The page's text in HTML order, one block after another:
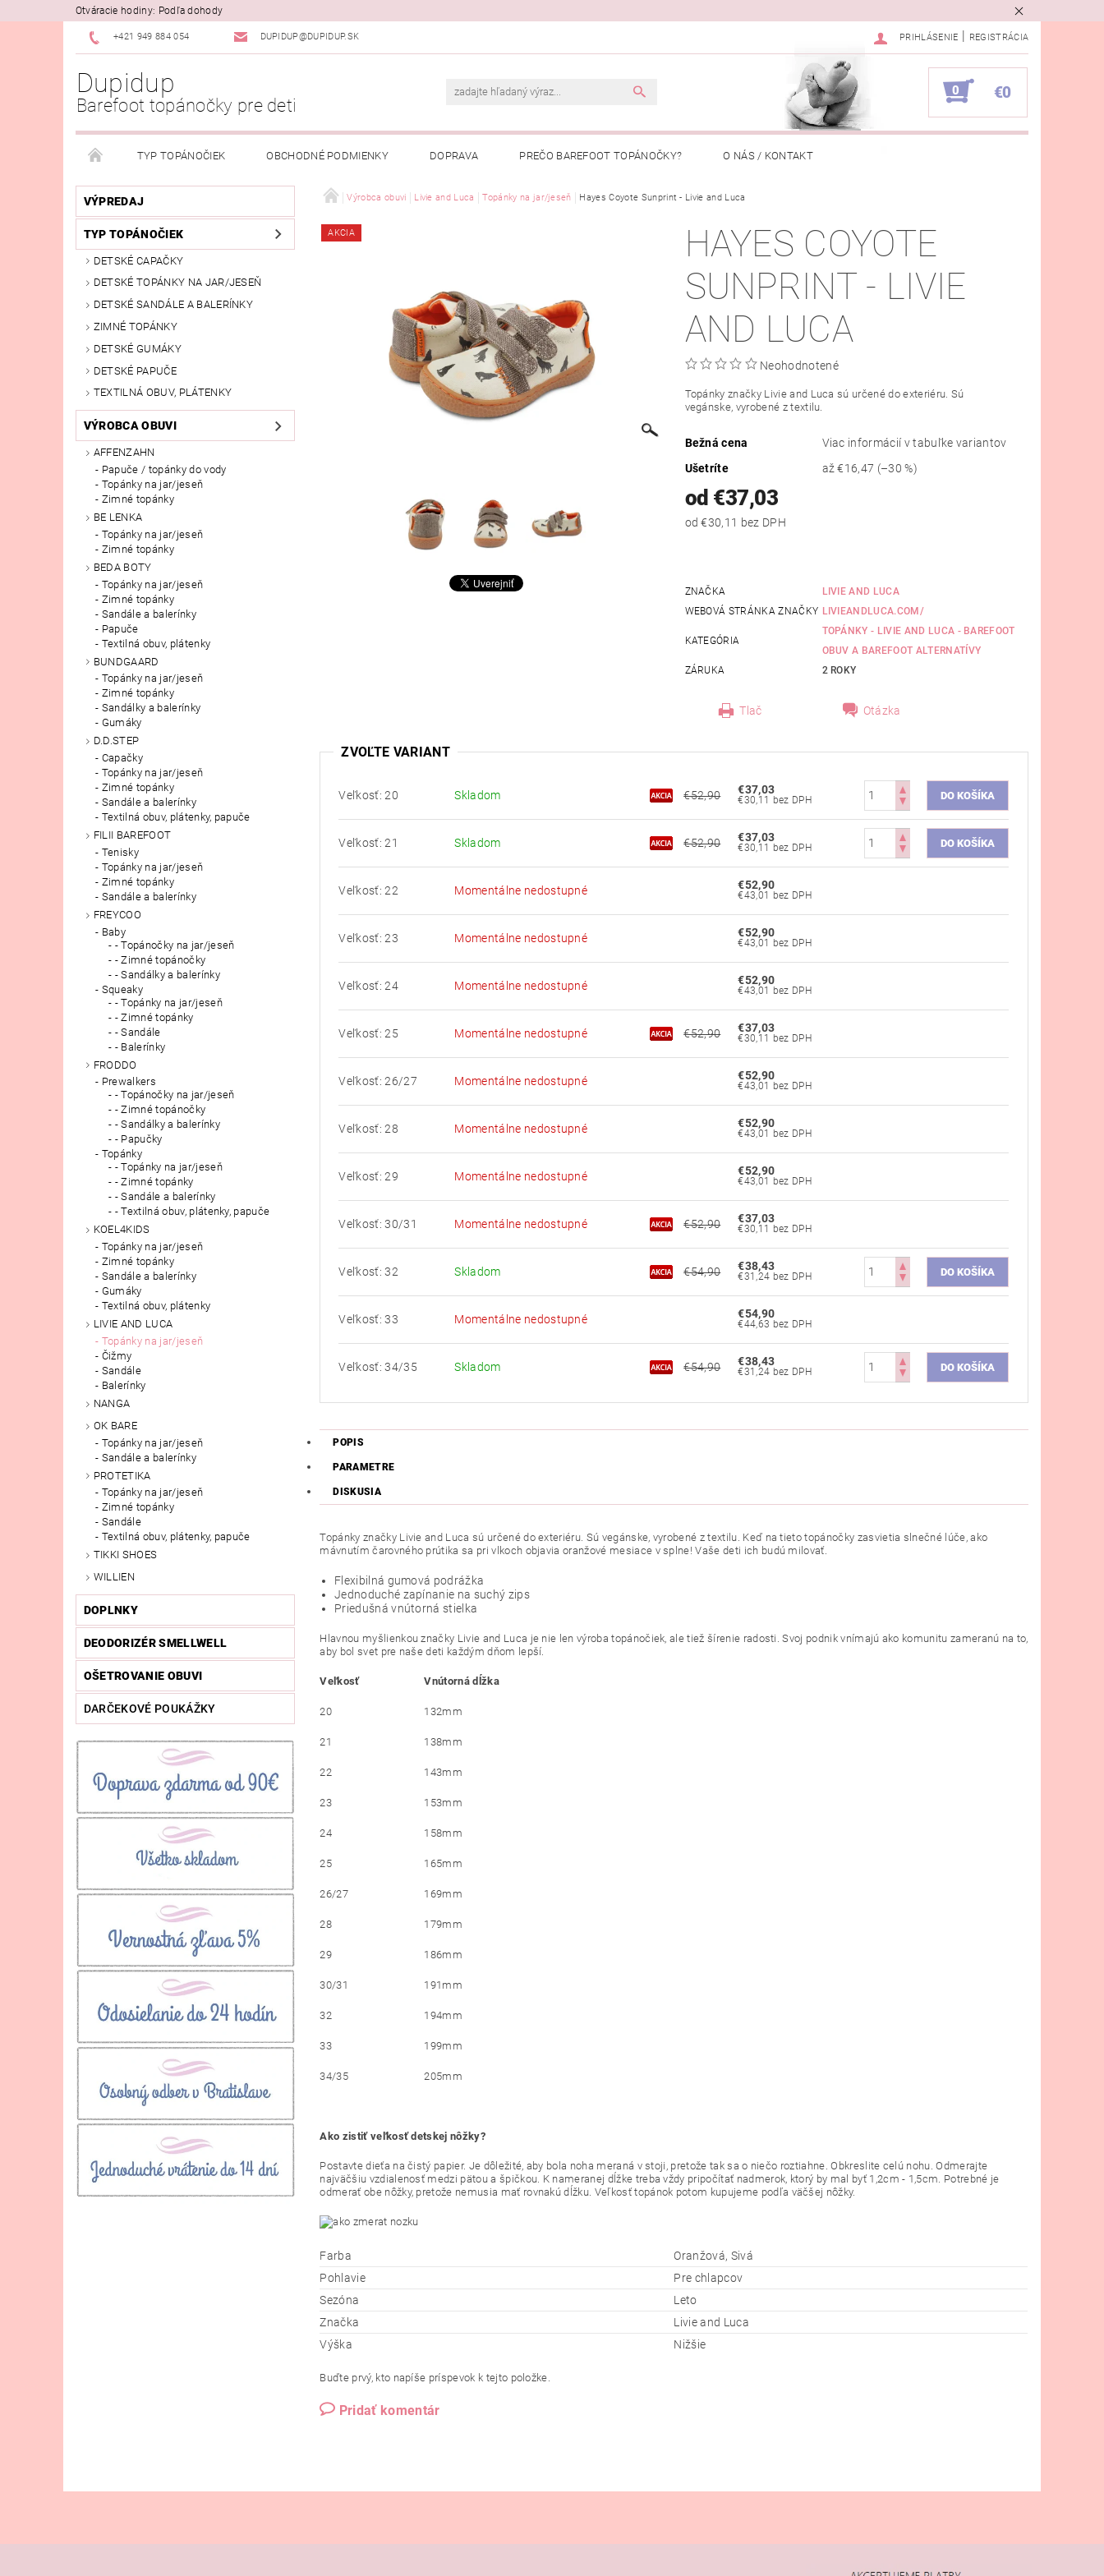
Otváracie hodiny: Podľa dohody
+421 949 884 054 DUPIDUP@DUPIDUP.SK PRIHLÁSENIE REGISTRÁCIA
Dupidup
Barefoot topánočky pre deti
0 €0
TYP TOPÁNOČIEK OBCHODNÉ PODMIENKY DOPRAVA PREČO BAREFOOT TOPÁNOČKY? O NÁS / KONTAKT
PODMIENKY OSOBNÝCH ÚDAJOV REKLAMAČNÝ PORIADOK PREČO NAKUPOVAŤ U NÁS? MOJA OBJEDNÁVKA
VÝPREDAJ
TYP TOPÁNOČIEK
DETSKÉ CAPAČKY
DETSKÉ TOPÁNKY NA JAR/JESEŇ
DETSKÉ SANDÁLE A BALERÍNKY
ZIMNÉ TOPÁNKY
DETSKÉ GUMÁKY
DETSKÉ PAPUČE
TEXTILNÁ OBUV, PLÁTENKY
VÝROBCA OBUVI
AFFENZAHN
Papuče / topánky do vody
Topánky na jar/jeseň
Zimné topánky
BE LENKA
Topánky na jar/jeseň
Zimné topánky
BEDA BOTY
Topánky na jar/jeseň
Zimné topánky
Sandále a balerínky
Papuče
Textilná obuv, plátenky
BUNDGAARD
Topánky na jar/jeseň
Zimné topánky
Sandálky a balerínky
Gumáky
D.D.STEP
Capačky
Topánky na jar/jeseň
Zimné topánky
Sandále a balerínky
Textilná obuv, plátenky, papuče
FILII BAREFOOT
Tenisky
Topánky na jar/jeseň
Zimné topánky
Sandále a balerínky
FREYCOO
Baby
- Topánočky na jar/jeseň
- Zimné topánočky
- Sandálky a balerínky
Squeaky
- Topánky na jar/jeseň
- Zimné topánky
- Sandále
- Balerínky
FRODDO
Prewalkers
- Topánočky na jar/jeseň
- Zimné topánočky
- Sandálky a balerínky
- Papučky
Topánky
- Topánky na jar/jeseň
- Zimné topánky
- Sandále a balerínky
- Textilná obuv, plátenky, papuče
KOEL4KIDS
Topánky na jar/jeseň
Zimné topánky
Sandále a balerínky
Gumáky
Textilná obuv, plátenky
LIVIE AND LUCA
Topánky na jar/jeseň
Čižmy
Sandále
Balerínky
NANGA
OK BARE
Topánky na jar/jeseň
Sandále a balerínky
PROTETIKA
Topánky na jar/jeseň
Zimné topánky
Sandále
Textilná obuv, plátenky, papuče
TIKKI SHOES
WILLIEN
DOPLNKY
DEODORIZÉR SMELLWELL
OŠETROVANIE OBUVI
DARČEKOVÉ POUKÁŽKY
Výrobca obuvi Livie and Luca Topánky na jar/jeseň Hayes Coyote Sunprint - Livie and Luca
AKCIA
HAYES COYOTE
SUNPRINT - LIVIE
AND LUCA
Neohodnotené
Topánky značky Livie and Luca sú určené do exteriéru. Sú
vegánske, vyrobené z textilu.
Bežná cena
Viac informácií v tabuľke variantov
Ušetríte
až€16,47 (–30 %)
od €37,03
od €30,11 bez DPH
ZNAČKA
LIVIE AND LUCA
WEBOVÁ STRÁNKA ZNAČKY LIVIEANDLUCA.COM/
KATEGÓRIA
TOPÁNKY - LIVIE AND LUCA - BAREFOOT
OBUV A BAREFOOT ALTERNATÍVY
ZÁRUKA
2 ROKY
Tlač Otázka
ZVOĽTE VARIANT
Veľkosť: 20 Skladom €52,90 €37,03
€30,11 bez DPH
Veľkosť: 21 Skladom €52,90 €37,03
€30,11 bez DPH
Veľkosť: 22 Momentálne nedostupné €52,90
€43,01 bez DPH
Veľkosť: 23 Momentálne nedostupné €52,90
€43,01 bez DPH
Veľkosť: 24 Momentálne nedostupné €52,90
€43,01 bez DPH
Veľkosť: 25 Momentálne nedostupné €52,90 €37,03
€30,11 bez DPH
Veľkosť: 26/27 Momentálne nedostupné €52,90
€43,01 bez DPH
Veľkosť: 28 Momentálne nedostupné €52,90
€43,01 bez DPH
Veľkosť: 29 Momentálne nedostupné €52,90
€43,01 bez DPH
Veľkosť: 30/31 Momentálne nedostupné €52,90 €37,03
€30,11 bez DPH
Veľkosť: 32 Skladom €54,90 €38,43
€31,24 bez DPH
Veľkosť: 33 Momentálne nedostupné €54,90
€44,63 bez DPH
Veľkosť: 34/35 Skladom €54,90 €38,43
€31,24 bez DPH
POPIS
PARAMETRE
DISKUSIA
Topánky značky Livie and Luca sú určené do exteriéru. Sú vegánske, vyrobené z textilu. Keď na tieto topánočky zasvietia slnečné lúče, ako
mávnutím čarovného prútika sa pri vlkoch objavia oranžové mesiace v splne! Vaše deti ich budú milovať.
Flexibilná gumová podrážka
Jednoduché zapínanie na suchý zips
Priedušná vnútorná stielka
Hlavnou myšlienkou značky Livie and Luca je nie len výroba topánočiek, ale tiež šírenie radosti. Svoj podnik vnímajú ako komunitu zameranú na to,
aby bol svet pre naše deti každým dňom lepší.
Veľkosť Vnútorná dĺžka
20 132mm
21 138mm
22 143mm
23 153mm
24 158mm
25 165mm
26/27 169mm
28 179mm
29 186mm
30/31 191mm
32 194mm
33 199mm
34/35 205mm
Ako zistiť veľkosť detskej nôžky?
Postavte dieťa na čistý papier. Je dôležité, aby bola noha meraná v stoji, pretože tak sa o niečo roztiahne. Obkreslite celú nohu. Odmerajte
najväčšiu vzdialenosť medzi pätou a špičkou. K nameranej dĺžke treba vždy pripočítať nadmerok, ktorý by mal byť 1,2cm - 1,5cm. Potrebné je
odmerať obe nôžky, pretože nemusia mať rovnakú dĺžku. Veľkosť topánok potom kupujeme podľa väčšej nôžky.
Farba
Oranžová, Sivá
Pohlavie
Pre chlapcov
Sezóna
Leto
Značka
Livie and Luca
Výška
Nižšie
Buďte prvý, kto napíše príspevok k tejto položke.
Pridať komentár